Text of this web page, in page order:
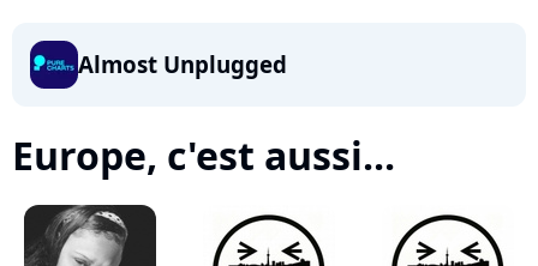
Almost Unplugged
Europe, c'est aussi...